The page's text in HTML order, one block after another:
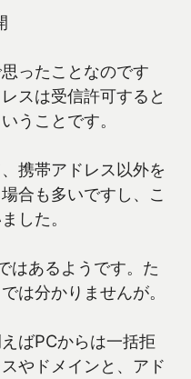
ったことなのです
スは受信許可すると
うことです。
携帯アドレス以外を
合も多いですし、こ
した。
はあるようです。た
は分かりませんが。
ばPCからは一括拒
やドメインと、アド